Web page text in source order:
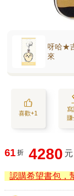
呀哈★
來
喜歡+1
61 折 4280 元
認購希望書包，